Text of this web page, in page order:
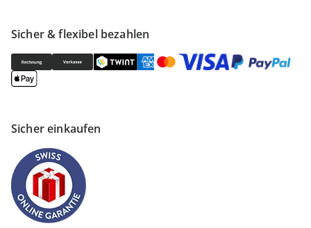
Sicher & flexibel bezahlen
Sicher einkaufen